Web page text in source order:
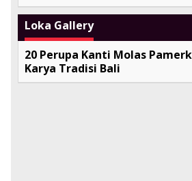
Loka Gallery
20 Perupa Kanti Molas
Karya Tradisi Bali